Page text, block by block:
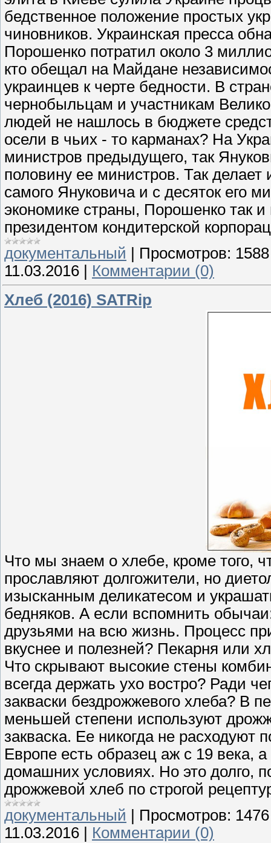
бедственное положение простых
чиновников. Украинская пресса
Порошенко потратил около 3
кто обещал на Майдане
украинцев к черте бедности. В
чернобыльцам и участникам
людей не нашлось в бюджете
осели в чьих - то карманах? На
министров предыдущего, так
половину ее министров. Так
самого Януковича и с десяток его
экономике страны, Порошенко так
президентом кондитерской
документальный
Просмотров: 1588
11.03.2016
Комментарии (0)
Хлеб (2016) SATRip
Что мы знаем о хлебе, кроме того,
прославляют долгожители, но
изысканным деликатесом и
бедняков. А если вспомнить
друзьями на всю жизнь. Процесс
вкуснее и полезней? Пекарня или
Что скрывают высокие стены
всегда держать ухо востро? Ради
закваски бездрожжевого хлеба? В
меньшей степени используют
закваска. Ее никогда не
Европе есть образец аж с 19 века,
домашних условиях. Но это долго,
дрожжевой хлеб по строгой
документальный | Просмотров: 1476
11.03.2016 | Комментарии (0)